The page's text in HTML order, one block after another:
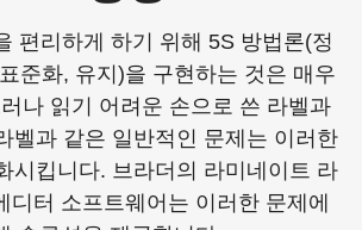
편리하게 하기 위해 5S 방법론(정
준화, 유지)을 구현하는 것은 매우
나 읽기 어려운 손으로 쓴 라벨과
벨과 같은 일반적인 문제는 이러한
시킵니다. 브라더의 라미네이트 라
디터 소프트웨어는 이러한 문제에